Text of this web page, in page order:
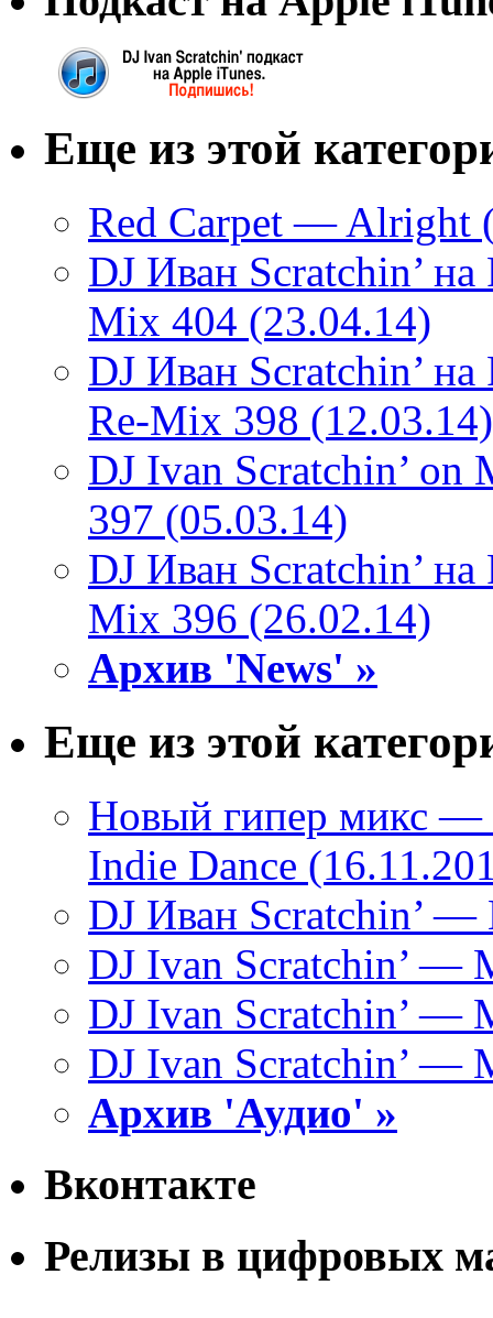
Еще из этой
Red Carpet — Alright
DJ Иван Scratchin’
Mix 404 (23.04.14)
DJ Иван Scratchin’
Re-Mix 398 (12.03.14)
DJ Ivan Scratchin’
397 (05.03.14)
DJ Иван Scratchin’
Mix 396 (26.02.14)
Архив 'News' »
Еще из этой
Новый гипер микс —
Indie Dance
DJ Иван Scratchin’
DJ Ivan Scratchin’ —
DJ Ivan Scratchin’ —
DJ Ivan Scratchin’ —
Архив 'Аудио' »
Вконтакте
Релизы в цифровых